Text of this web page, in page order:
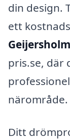
din design.
ett
Geijersholm
pris.se, där
närområde.
Ditt